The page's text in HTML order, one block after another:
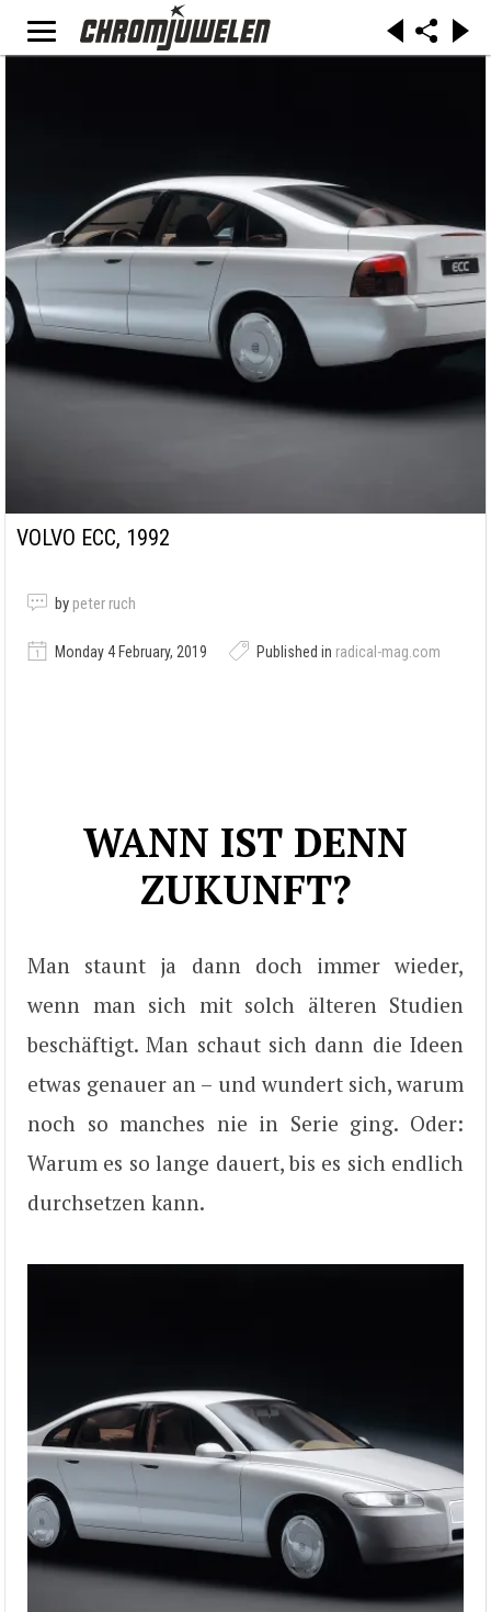
VOLVO ECC, 1992
by peter ruch
Monday 4 February, 2019 Published in radical-mag.com
WANN IST DENN
ZUKUNFT?
Man staunt ja dann doch immer wieder,
wenn man sich mit solch älteren Studien
beschäftigt. Man schaut sich dann die Ideen
etwas genauer an – und wundert sich, warum
noch so manches nie in Serie ging. Oder:
Warum es so lange dauert, bis es sich endlich
durchsetzen kann.